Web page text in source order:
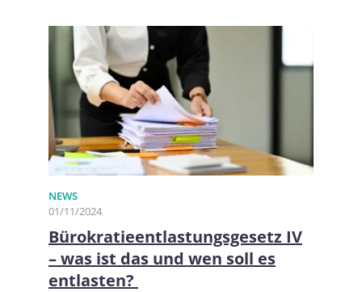
NEWS
01/11/2024
Bürokratieentlastungsgesetz IV
– was ist das und wen soll es
entlasten?